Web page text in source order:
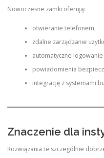
Nowoczesne zamki oferują:
otwieranie telefonem,
zdalne zarządzanie
automatyczne
powiadomienia
integrację z systemami
Znaczenie dla
Rozwiązania te szczególnie